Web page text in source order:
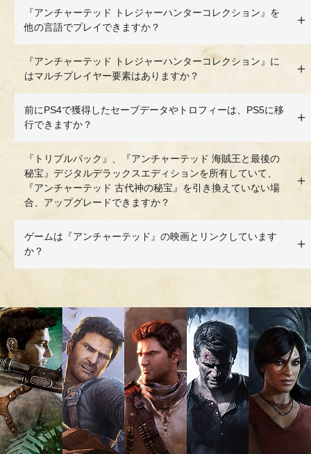
『アンチャーテッド トレジャーハンターコレクション』を
他の言語でプレイできますか？
『アンチャーテッド トレジャーハンターコレクション』に
はマルチプレイヤー要素はありますか？
前にPS4で獲得したセーブデータやトロフィーは、PS5に移
行できますか？
『トリプルパック』、『アンチャーテッド 海賊王と最後の
秘宝』デジタルデラックスエディションを所有していて、
『アンチャーテッド 古代神の秘宝』を引き換えていない場
合、アップグレードできますか？
ゲームは『アンチャーテッド』の映画とリンクしています
か？